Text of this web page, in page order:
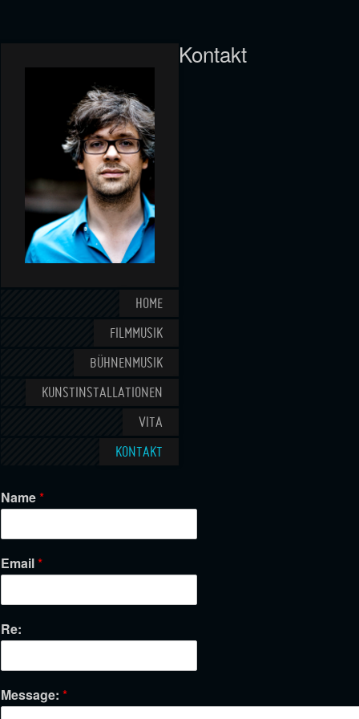
HOME
FILMMUSIK
BÜHNENMUSIK
KUNSTINSTALLATIONEN
VITA
KONTAKT
Kontakt
Name*
Email*
Re:
Message: *